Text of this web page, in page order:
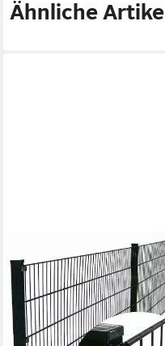
Ähnliche Artikel